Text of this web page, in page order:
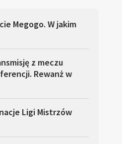
Megogo. W jakim
z meczu
Rewanż w
Ligi Mistrzów